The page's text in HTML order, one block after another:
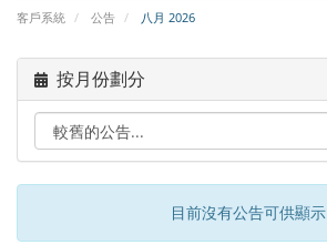
客戶系統 公告 八月 2026
按月份劃分
目前沒有公告可供顯示